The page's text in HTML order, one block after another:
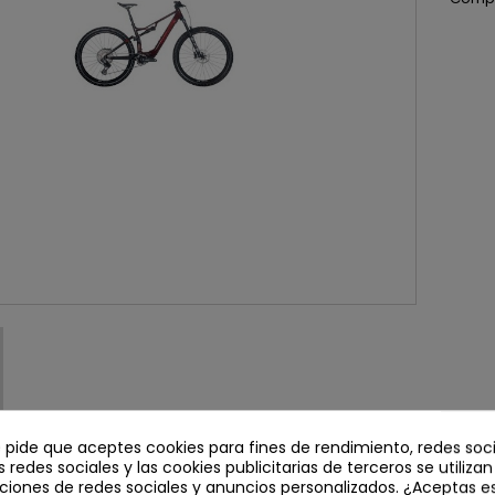
PRODUCTO
que aceptes cookies para fines de rendimiento, redes
redes sociales y las cookies publicitarias de terceros se
de redes sociales y anuncios personalizados. ¿Aceptas